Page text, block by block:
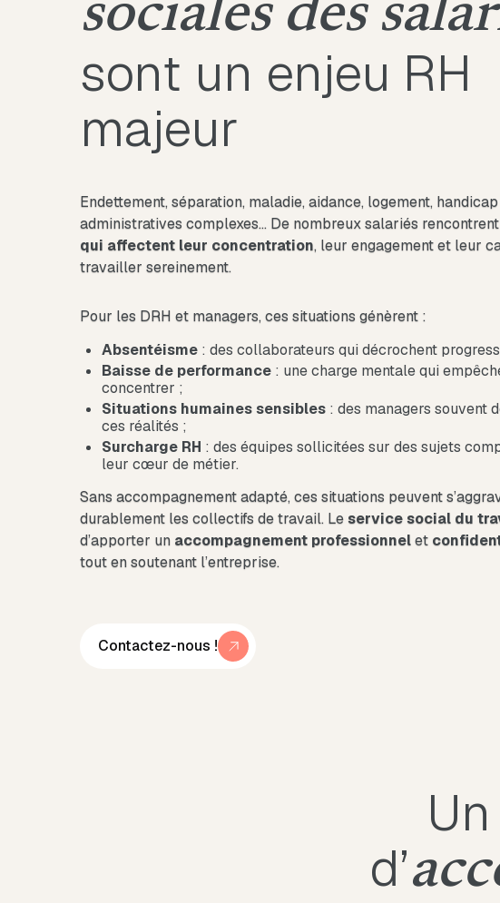
sociales des
sont un enjeu RH
majeur
Endettement, séparation, maladie, aidance, logement,
administratives complexes… De nombreux salariés rencontrent
qui affectent leur concentration, leur engagement et leur
travailler sereinement.
Pour les DRH et managers, ces situations génèrent :
Absentéisme : des collaborateurs qui décrochent
Baisse de performance : une charge mentale qui
concentrer ;
Situations humaines sensibles : des managers souvent
ces réalités ;
Surcharge RH : des équipes sollicitées sur des sujets
leur cœur de métier.
Sans accompagnement adapté, ces situations peuvent
durablement les collectifs de travail. Leservice social du
d’apporter un accompagnement professionnelet
tout en soutenant l’entreprise.
Contactez-nous !
d’